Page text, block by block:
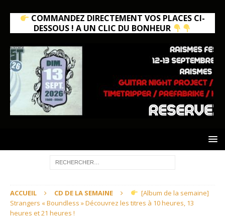
COMMANDEZ DIRECTEMENT VOS PLACES CI-
DESSOUS ! A UN CLIC DU BONHEUR
ACCUEIL CD DE LA SEMAINE
[Album de la semaine]
Strangers « Boundless » Découvrez les titres à 10 heures, 13
heures et 21 heures !